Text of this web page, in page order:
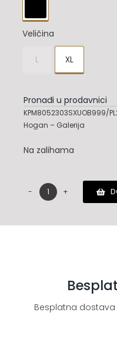
Veličina
L XL
Pronađi u prodavnici
KPM8052303SXUOB999/
Hogan – Galerija
Na zalihama
Hogan
Besplatna dostava